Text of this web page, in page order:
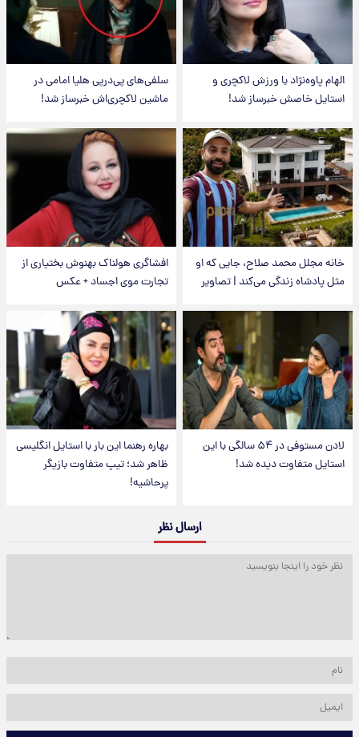
الهام پاوه‌نژاد با ورزش لاکچری و
استایل خاصش خبرساز شد!
سلفی‌های پی‌درپی هلیا امامی در
ماشین لاکچری‌اش خبرساز شد!
خانه مجلل محمد صلاح، جایی که او
مثل پادشاه زندگی می‌کند | تصاویر
افشاگری هولناک بهنوش بختیاری از
تجارت موی اجساد + عکس
لادن مستوفی در ۵۴ سالگی با این
استایل متفاوت دیده شد!
بهاره رهنما این بار با استایل انگلیسی
ظاهر شد؛ تیپ متفاوت بازیگر
پرحاشیه!
ارسال نظر